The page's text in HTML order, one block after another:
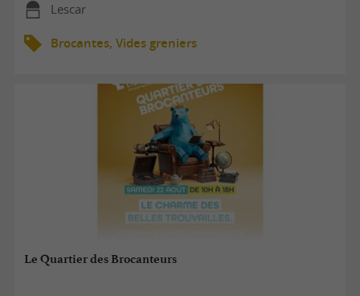
Lescar
Brocantes, Vides greniers
Le Quartier des Brocanteurs